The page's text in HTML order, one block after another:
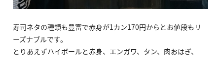
寿司ネタの種類も豊富で赤身が1カン170円からとお値段もリ
ーズナブルです。
とりあえずハイボールと赤身、エンガワ、タン、肉おはぎ、